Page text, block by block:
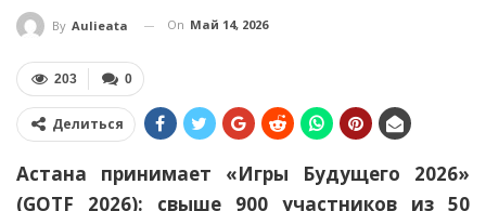
By Aulieata On Май 14, 2026
0
203
Делиться
Астана принимает «Игры Будущего 2026»
(GOTF 2026): свыше 900 участников из 50